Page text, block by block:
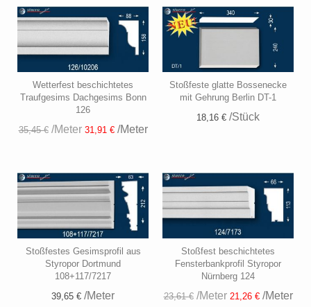
Wetterfest beschichtetes
Traufgesims Dachgesims Bonn
126
35,45 €/Meter 31,91 €/Meter
Stoßfeste glatte Bossenecke
mit Gehrung Berlin DT-1
18,16 € /Stück
Stoßfestes Gesimsprofil aus
Styropor Dortmund
108+117/7217
39,65 € /Meter
Stoßfest beschichtetes
Fensterbankprofil Styropor
Nürnberg 124
23,61 €/Meter 21,26 €/Meter